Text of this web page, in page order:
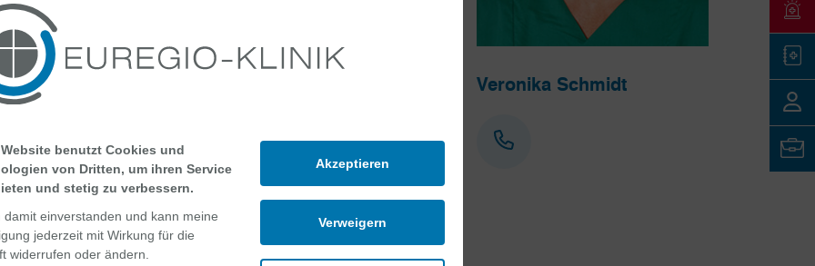
Veronika Schmidt
Website benutzt Cookies und
von Dritten, um ihren Service
und stetig zu verbessern.
damit einverstanden und kann meine
jederzeit mit Wirkung für die
widerrufen oder ändern.
Akzeptieren
Verweigern